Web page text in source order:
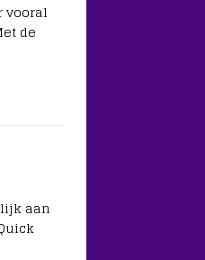
vooral
de
aan